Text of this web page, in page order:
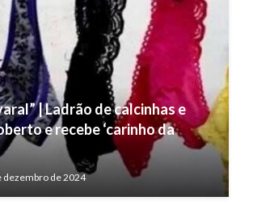
| Ladrão de calcinhas e
e recebe ‘carinho da
dezembro de 2024